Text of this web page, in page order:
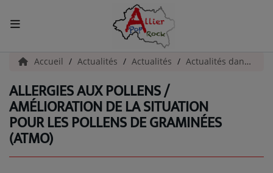
ACCUEIL
Actualités
INFOS - ALLIER
AGENDA CULTUREL - ALLIER
Accueil Actualités Actualités Actualités dans l'Allier
ALLERGIES AUX POLLENS /
AMÉLIORATION DE LA SITUATION
POUR LES POLLENS DE GRAMINÉES
(ATMO)